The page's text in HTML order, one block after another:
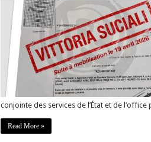
Un
vide,
un
à
la
rue
:
une
issue
sociale
conjointe des services de l’État et de
Read More »